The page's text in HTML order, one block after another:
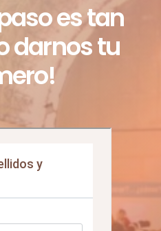
es tan
darnos tu